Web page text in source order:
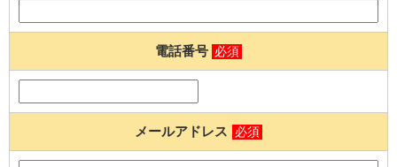
電話番号 必須
メールアドレス 必須